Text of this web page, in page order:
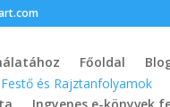
Főoldal